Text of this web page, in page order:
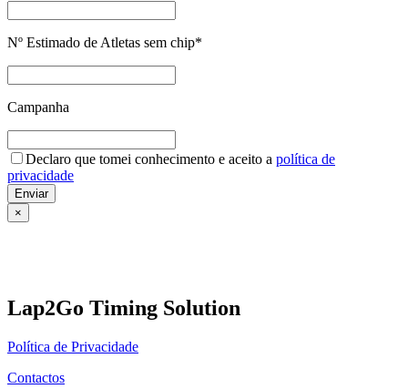
Nº Estimado de Atletas sem chip*
Campanha
Declaro que tomei conhecimento e aceito a política de
privacidade
Enviar
×
Lap2Go Timing Solution
Política de Privacidade
Contactos